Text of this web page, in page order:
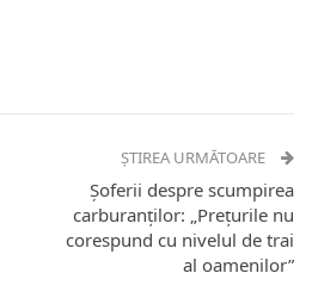
ȘTIREA URMĂTOARE
Șoferii despre scumpirea
carburanților: „Prețurile nu
corespund cu nivelul de trai
al oamenilor”